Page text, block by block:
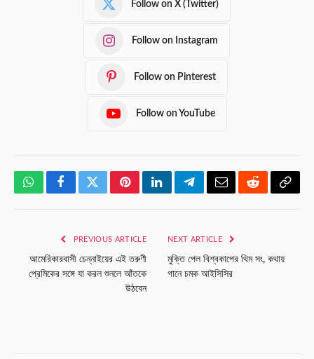
Follow on X (Twitter)
Follow on Instagram
Follow on Pinterest
Follow on YouTube
WhatsAppFacebookTwitterPinterestLinkedInTelegramEmailRedditCopy
PREVIOUS ARTICLE
আমেরিকারবাসী চেন্নাইয়ের এই তরুণী
প্রেমিকের সঙ্গে যা করল শুনলে আঁতকে
উঠবেন
NEXT ARTICLE
মুক্তি পেল বিশ্বকাপের থিম সং, কথায়
গানে চমক আইসিসির